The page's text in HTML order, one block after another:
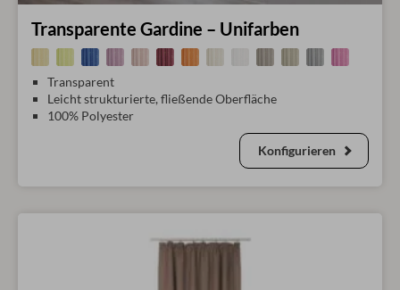
Transparente Gardine – Unifarben
Transparent
Leicht strukturierte, fließende Oberfläche
100% Polyester